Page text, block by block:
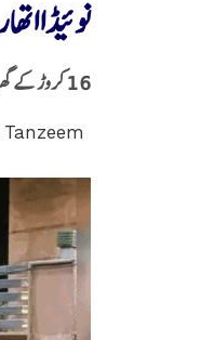
نوئیڈا
16 کروڑ کے گھر، 15 کروڑ کے اسکول اور بڑی دولت کا انکشاف